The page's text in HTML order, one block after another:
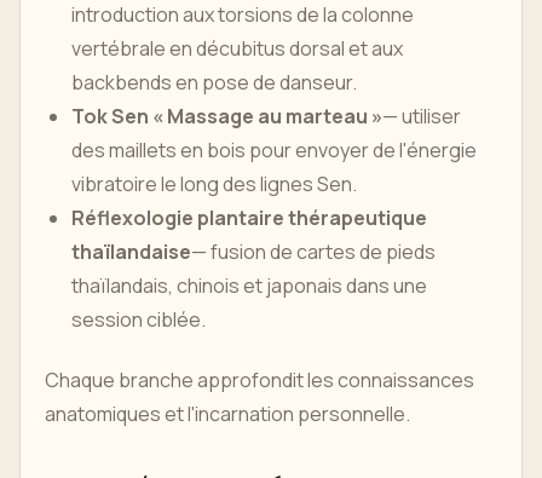
introduction aux torsions de la colonne
vertébrale en décubitus dorsal et aux
backbends en pose de danseur.
Tok Sen « Massage au marteau »— utiliser
des maillets en bois pour envoyer de l'énergie
vibratoire le long des lignes Sen.
Réflexologie plantaire thérapeutique
thaïlandaise— fusion de cartes de pieds
thaïlandais, chinois et japonais dans une
session ciblée.
Chaque branche approfondit les connaissances
anatomiques et l'incarnation personnelle.